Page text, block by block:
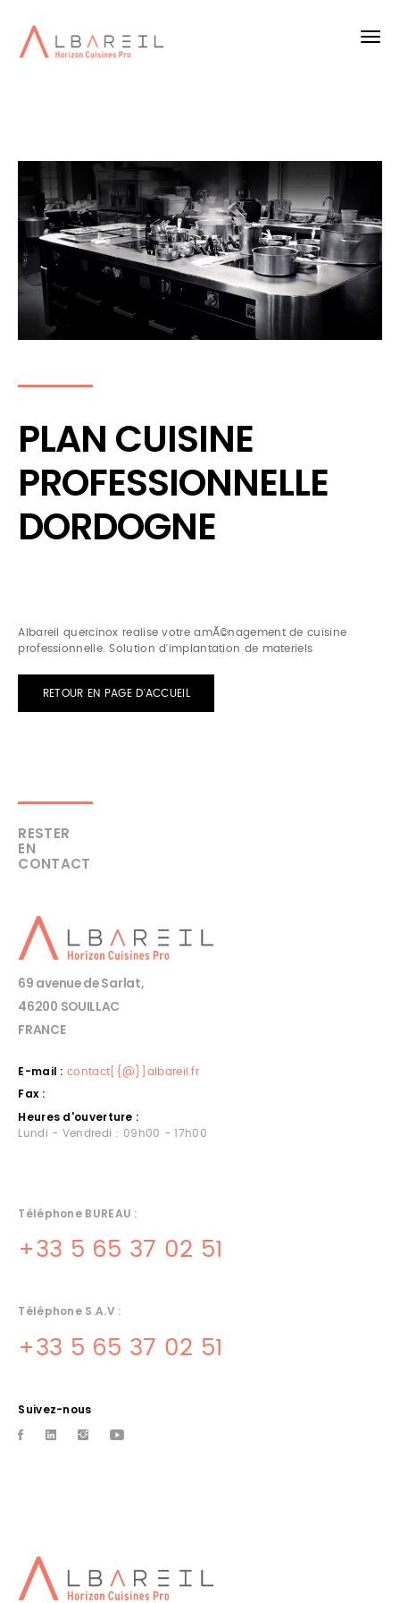
PLAN CUISINE
PROFESSIONNELLE
DORDOGNE
Albareil quercinox realise votre amÃ©nagement de cuisine
professionnelle. Solution d'implantation de materiels
RETOUR EN PAGE D'ACCUEIL
RESTER
EN
CONTACT
69 avenue de Sarlat,
46200 SOUILLAC
FRANCE
E-mail : contact[{@}]albareil.fr
Fax :
Heures d'ouverture :
Lundi - Vendredi : 09h00 - 17h00
Téléphone BUREAU :
+33 5 65 37 02 51
Téléphone S.A.V :
+33 5 65 37 02 51
Suivez-nous
CUISINES RESTAURANTS